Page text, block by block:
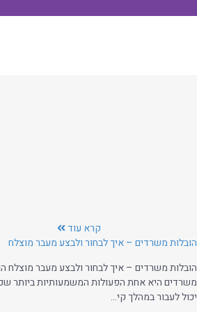
קרא עוד
הובלות משרדים – איך לבחור ולבצע מעבר מוצלח
הובלות משרדים – איך לבחור ולבצע מעבר מוצלח
משרדים היא אחת הפעולות המשמעותיות ביותר
יכול לעבור במהלך קי...